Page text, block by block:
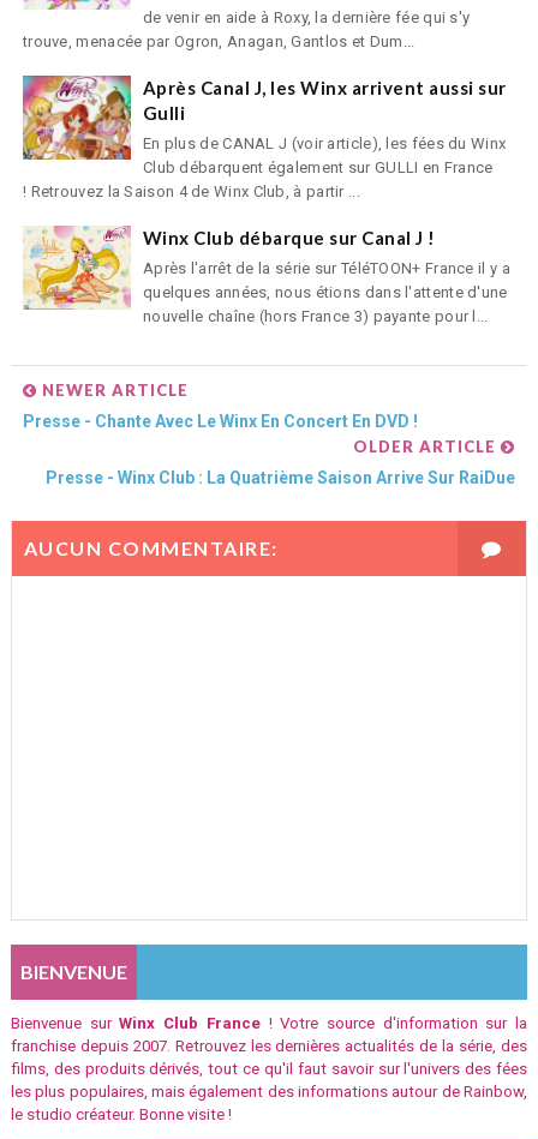
de venir en aide à Roxy, la dernière fée qui s'y
trouve, menacée par Ogron, Anagan, Gantlos et Dum...
Après Canal J, les Winx arrivent aussi sur
Gulli
En plus de CANAL J (voir article), les fées du Winx
Club débarquent également sur GULLI en France
! Retrouvez la Saison 4 de Winx Club, à partir ...
Winx Club débarque sur Canal J !
Après l'arrêt de la série sur TéléTOON+ France il y a
quelques années, nous étions dans l'attente d'une
nouvelle chaîne (hors France 3) payante pour l...
NEWER ARTICLE
Presse - Chante Avec Le Winx En Concert En DVD !
OLDER ARTICLE
Presse - Winx Club : La Quatrième Saison Arrive Sur RaiDue
AUCUN COMMENTAIRE:
BIENVENUE
Bienvenue surWinx Club France! Votre source d'information sur la
franchise depuis 2007. Retrouvez les dernières actualités de la série, des
films, des produits dérivés, tout ce qu'il faut savoir sur l'univers des fées
les plus populaires, mais également des informations autour de Rainbow,
le studio créateur. Bonne visite !